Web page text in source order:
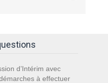
d’Intérim avec
à effectuer